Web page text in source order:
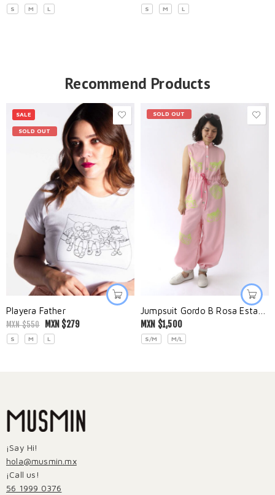
S M L S M L
Recommend Products
SALE
SOLD OUT
Playera Father
MXN $550 MXN $279
S M L
SOLD OUT
MXN $1,500
S/M M/L
¡Say Hi!
hola@musmin.mx
¡Call us!
56 1999 0376